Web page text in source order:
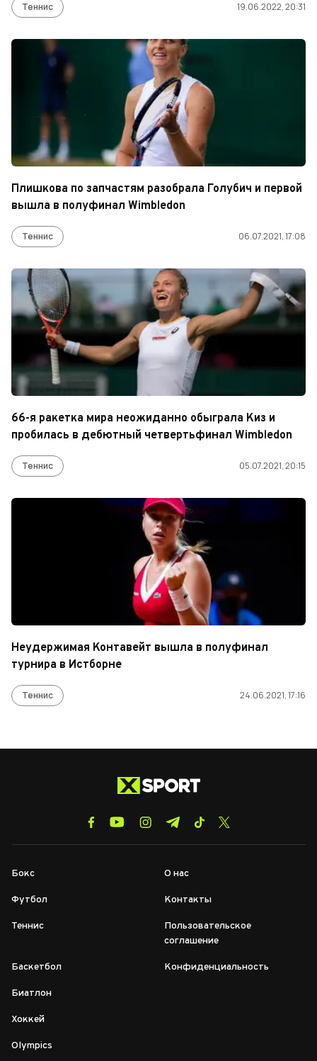
Теннис 19.06.2022, 20:31
Плишкова по запчастям разобрала Голубич и первой
вышла в полуфинал Wimbledon
Теннис 06.07.2021, 17:08
66-я ракетка мира неожиданно обыграла Киз и
пробилась в дебютный четвертьфинал Wimbledon
Теннис 05.07.2021, 20:15
Неудержимая Контавейт вышла в полуфинал
турнира в Истборне
Теннис 24.06.2021, 17:16
Бокс
Футбол
Теннис
Баскетбол
Биатлон
Хоккей
Olympics
О нас
Контакты
Пользовательское
соглашение
Конфиденциальность